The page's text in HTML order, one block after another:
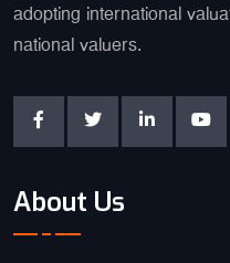
adopting international
national valuers.
About Us